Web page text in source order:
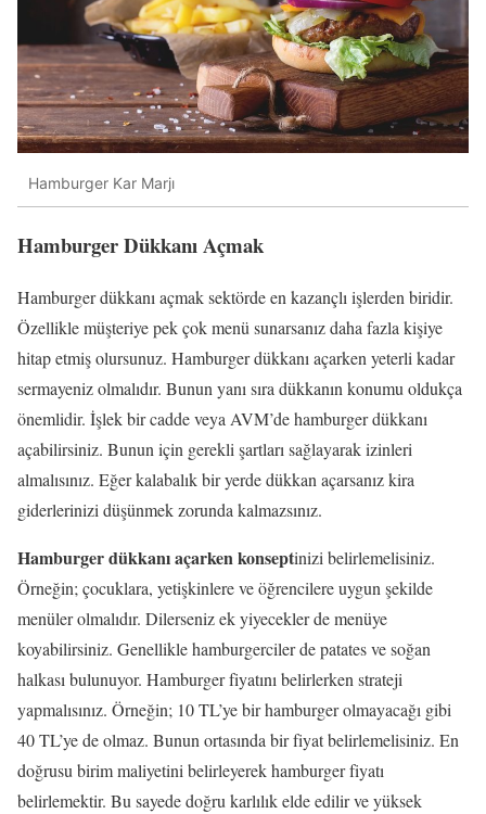
Hamburger Kar Marjı
Hamburger Dükkanı Açmak
Hamburger dükkanı açmak sektörde en kazançlı işlerden biridir.
Özellikle müşteriye pek çok menü sunarsanız daha fazla kişiye
hitap etmiş olursunuz. Hamburger dükkanı açarken yeterli kadar
sermayeniz olmalıdır. Bunun yanı sıra dükkanın konumu oldukça
önemlidir. İşlek bir cadde veya AVM’de hamburger dükkanı
açabilirsiniz. Bunun için gerekli şartları sağlayarak izinleri
almalısınız. Eğer kalabalık bir yerde dükkan açarsanız kira
giderlerinizi düşünmek zorunda kalmazsınız.
Hamburger dükkanı açarken konseptinizi belirlemelisiniz.
Örneğin; çocuklara, yetişkinlere ve öğrencilere uygun şekilde
menüler olmalıdır. Dilerseniz ek yiyecekler de menüye
koyabilirsiniz. Genellikle hamburgerciler de patates ve soğan
halkası bulunuyor. Hamburger fiyatını belirlerken strateji
yapmalısınız. Örneğin; 10 TL’ye bir hamburger olmayacağı gibi
40 TL’ye de olmaz. Bunun ortasında bir fiyat belirlemelisiniz. En
doğrusu birim maliyetini belirleyerek hamburger fiyatı
belirlemektir. Bu sayede doğru karlılık elde edilir ve yüksek